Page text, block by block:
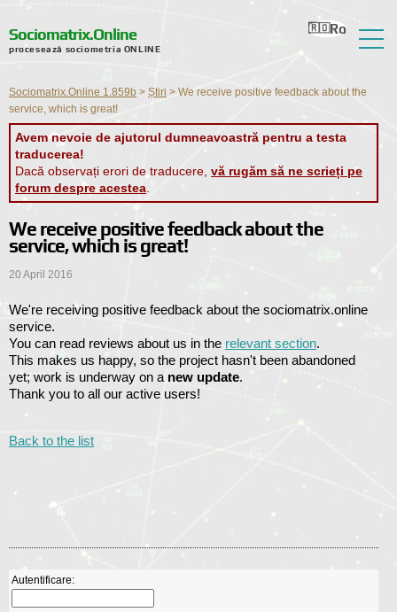
Sociomatrix.Online
procesează sociometria ONLINE
Recenzii
Ajutor
Forum
Informații de contact
Ro
Ru
En
Ua
Nl
Sociomatrix.Online 1.859b > Știri > We receive positive feedback about the
service, which is great!
Avem nevoie de ajutorul dumneavoastră pentru a testa
traducerea!
Dacă observați erori de traducere, vă rugăm să ne scrieți pe
forum despre acestea
We receive positive feedback about the
service, which is great!
20 April 2016
We're receiving positive feedback about the sociomatrix.online
service.
You can read reviews about us in the relevant section.
This makes us happy, so the project hasn't been abandoned
yet; work is underway on a new update.
Thank you to all our active users!
Back to the list
Autentificare: